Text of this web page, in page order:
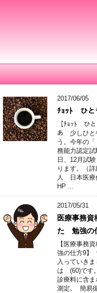
2017/06/05
ﾁｮｯﾄ ひと
【ﾁｮｯﾄ ひ
あ 少しひと
う。今年の
務能力認定
日、12月試
ります。（
人 日本医療
HP ...
2017/05/31
医療事務資
た 勉強の
【医療事務
強の仕方9】
入っていき
は (60)で
診療料に含
測定､ 簡易